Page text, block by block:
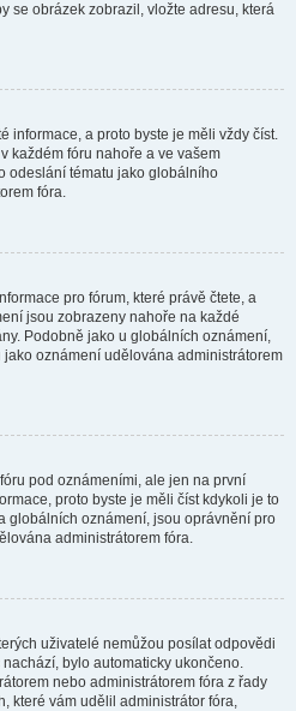
se obrázek zobrazil, vložte adresu, která
informace, a proto byste je měli vždy číst.
každém fóru nahoře a ve vašem
odeslání tématu jako globálního
fóra.
pro fórum, které právě čtete, a
jsou zobrazeny nahoře na každé
Podobně jako u globálních oznámení,
oznámení udělována administrátorem
pod oznámeními, ale jen na první
proto byste je měli číst kdykoli je to
globálních oznámení, jsou oprávnění pro
administrátorem fóra.
uživatelé nemůžou posílat odpovědi
bylo automaticky ukončeno.
nebo administrátorem fóra z řady
které vám udělil administrátor fóra,